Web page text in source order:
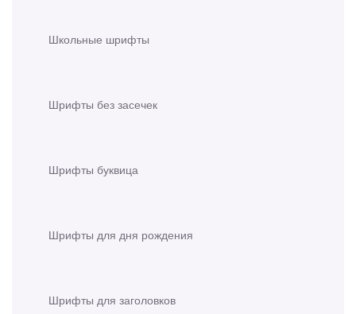
Школьные шрифты
Шрифты без засечек
Шрифты буквица
Шрифты для дня рождения
Шрифты для заголовков